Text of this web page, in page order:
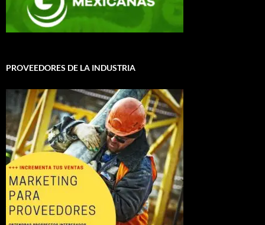
PROVEEDORES DE LA INDUSTRIA